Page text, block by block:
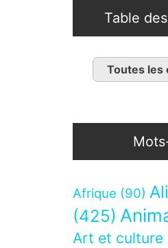
Table
Toutes les
Afrique (90)
(425)
Art et culture